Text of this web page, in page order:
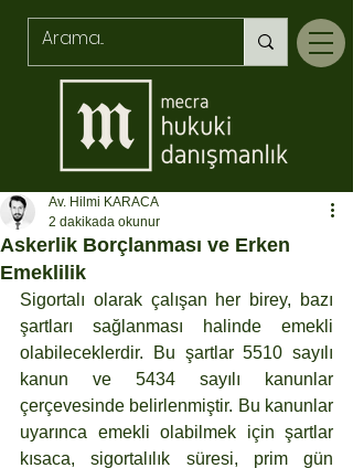
Askerlik Borçlanması ve Erken
Emeklilik
Av. Hilmi KARACA
2 dakikada okunur
Sigortalı olarak çalışan her birey, bazı
şartları sağlanması halinde emekli
olabileceklerdir. Bu şartlar 5510 sayılı
kanun ve 5434 sayılı kanunlar
çerçevesinde belirlenmiştir. Bu kanunlar
uyarınca emekli olabilmek için şartlar
kısaca, sigortalılık süresi, prim gün